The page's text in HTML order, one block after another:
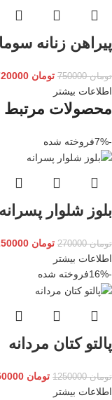
پیراهن زنانه سوما
تومان750000 تومان
اطلاعات بیشتر
محصولات مرتبط
-7% فروخته شده
بلوز شلوار پسرانه
تومان270000 تومان
اطلاعات بیشتر
-16%
فروخته شده
پالتو کتان مردانه
تومان1250000 تومان
اطلاعات بیشتر